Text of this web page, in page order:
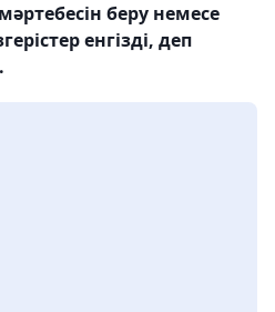
беру немесе
енгізді, деп